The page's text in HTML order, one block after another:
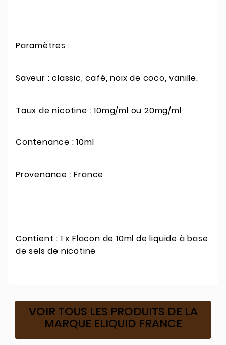
Paramètres :
Saveur : classic, café, noix de coco, vanille.
Taux de nicotine : 10mg/ml ou 20mg/ml
Contenance : 10ml
Provenance : France
Contient : 1 x Flacon de 10ml de liquide à base
de sels de nicotine
VOIR TOUS LES PRODUITS DE LA
MARQUE ELIQUID FRANCE